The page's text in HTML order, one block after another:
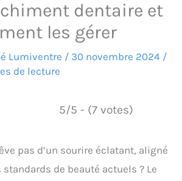
dentaire et
les gérer
Lumiventre / 30 novembre 2024 /
de lecture
5/5 - (7 votes)
pas d’un sourire éclatant, aligné
standards de beauté actuels ? Le